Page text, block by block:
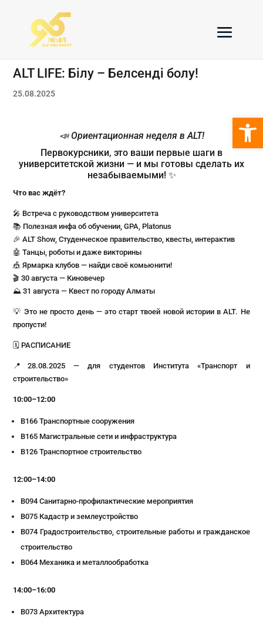
ALT LIFE: Білу – Белсенді болу!
25.08.2025
📣Ориентационная неделя в ALT!
Первокурсники, это ваши первые шаги в
университетской жизни — и мы готовы сделать их
незабываемыми! ✨
Что вас ждёт?
🎤 Встреча с руководством университета
📚 Полезная инфа об обучении, GPA, Platonus
🎉 ALT Show, Студенческое правительство, квесты, интерактив
🤖 Танцы, роботы и даже викторины
🎪 Ярмарка клубов — найди своё комьюнити!
🎬 30 августа — Киновечер
⛰ 31 августа — Квест по городу Алматы
💡 Это не просто день — это старт твоей новой истории в ALT. Не
пропусти!
🗓 РАСПИСАНИЕ
📍28.08.2025 — для студентов Института «Транспорт и
строительство»
10:00–12:00
В166 Транспортные сооружения
В165 Магистральные сети и инфраструктура
В126 Транспортное строительство
12:00–14:00
В094 Санитарно-профилактические мероприятия
В075 Кадастр и землеустройство
В074 Градостроительство, строительные работы и гражданское
строительство
В064 Механика и металлообработка
14:00–16:00
В073 Архитектура